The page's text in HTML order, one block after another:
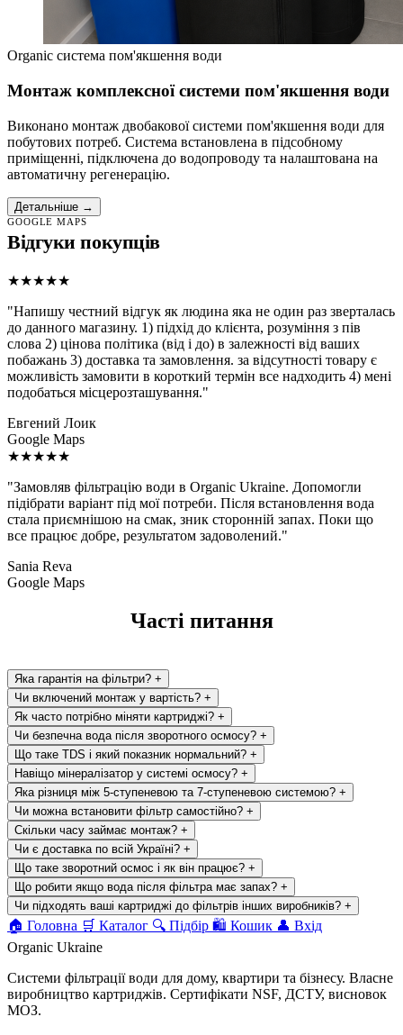
Organic система пом'якшення води
Монтаж комплексної системи пом'якшення води
Виконано монтаж двобакової системи пом'якшення води для
побутових потреб. Система встановлена в підсобному
приміщенні, підключена до водопроводу та налаштована на
автоматичну регенерацію.
Детальніше →
GOOGLE MAPS
Відгуки покупців
★★★★★
"Напишу честний відгук як людина яка не один раз зверталась
до данного магазину. 1) підхід до клієнта, розуміння з пів
слова 2) цінова політика (від і до) в залежності від ваших
побажань 3) доставка та замовлення. за відсутності товару є
можливість замовити в короткий термін все надходить 4) мені
подобаться місцерозташування."
Евгений Лоик
Google Maps
★★★★★
"Замовляв фільтрацію води в Organic Ukraine. Допомогли
підібрати варіант під мої потреби. Після встановлення вода
стала приємнішою на смак, зник сторонній запах. Поки що
все працює добре, результатом задоволений."
Sania Reva
Google Maps
Часті питання
Яка гарантія на фільтри? +
Чи включений монтаж у вартість? +
Як часто потрібно міняти картриджі? +
Чи безпечна вода після зворотного осмосу? +
Що таке TDS і який показник нормальний? +
Навіщо мінералізатор у системі осмосу? +
Яка різниця між 5-ступеневою та 7-ступеневою системою? +
Чи можна встановити фільтр самостійно? +
Скільки часу займає монтаж? +
Чи є доставка по всій Україні? +
Що таке зворотний осмос і як він працює? +
Що робити якщо вода після фільтра має запах? +
Чи підходять ваші картриджі до фільтрів інших виробників? +
🏠 Головна 🛒 Каталог 🔍 Підбір 🛍 Кошик 👤 Вхід
Organic Ukraine
Системи фільтрації води для дому, квартири та бізнесу. Власне
виробництво картриджів. Сертифікати NSF, ДСТУ, висновок
МОЗ.